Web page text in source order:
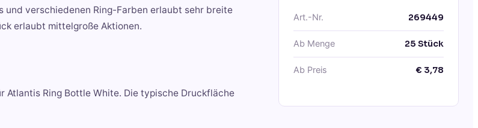
und verschiedenen Ring-Farben erlaubt sehr breite
erlaubt mittelgroße Aktionen.
Atlantis Ring Bottle White. Die typische Druckfläche
Art.-Nr. 269449
Ab Menge 25 Stück
Ab Preis € 3,78